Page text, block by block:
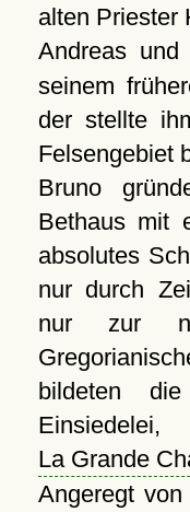
alten Priester
Andreas
seinem
der stellte
Felsengebiet
Bruno
Bethaus mit
absolutes
nur durch
nur zur
bildeten
La Grande
Angeregt von